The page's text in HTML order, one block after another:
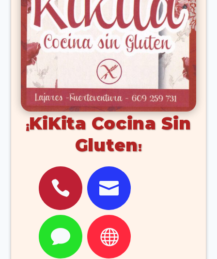
KiKita Cocina Sin
Gluten
 
 